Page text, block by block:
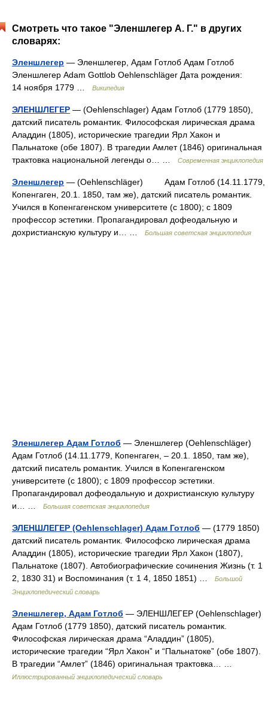
Смотреть что такое "Эленшлегер А. Г." в других
словарях:
Эленшлегер — Эленшлегер, Адам Готлоб Адам Готлоб
Эленшлегер Adam Gottlob Oehlenschläger Дата рождения:
14 ноября 1779 …
Википедия
ЭЛЕНШЛЕГЕР — (Oehlenschlager) Адам Готлоб (1779 1850),
датский писатель романтик. Философская лирическая драма
Аладдин (1805), исторические трагедии Ярл Хакон и
Пальнатоке (обе 1807). В трагедии Амлет (1846) оригинальная
трактовка национальной легенды о… …
Современная энциклопедия
Эленшлегер — (Oehlenschläger) Адам Готлоб (14.11.1779,
Копенгаген, 20.1. 1850, там же), датский писатель романтик.
Учился в Копенгагенском университете (с 1800); с 1809
профессор эстетики. Пропагандировал дофеодальную и
дохристианскую культуру и… …
Большая советская энциклопедия
Эленшлегер Адам Готлоб — Эленшлегер (Oehlenschläger)
Адам Готлоб (14.11.1779, Копенгаген, ‒ 20.1. 1850, там же),
датский писатель романтик. Учился в Копенгагенском
университете (с 1800); с 1809 профессор эстетики.
Пропагандировал дофеодальную и дохристианскую культуру
и… …
Большая советская энциклопедия
ЭЛЕНШЛЕГЕР (Oehlenschlager) Адам Готлоб — (1779 1850)
датский писатель романтик. Философско лирическая драма
Аладдин (1805), исторические трагедии Ярл Хакон (1807),
Пальнатоке (1807). Автобиографические сочинения Жизнь (т. 1
2, 1830 31) и Воспоминания (т. 1 4, 1850 1851) …
Большой
Энциклопедический словарь
Эленшлегер, Адам Готлоб — ЭЛЕНШЛЕГЕР (Oehlenschlager)
Адам Готлоб (1779 1850), датский писатель романтик.
Философская лирическая драма “Аладдин” (1805),
исторические трагедии “Ярл Хакон” и “Пальнатоке” (обе 1807).
В трагедии “Амлет” (1846) оригинальная трактовка… …
Иллюстрированный энциклопедический словарь